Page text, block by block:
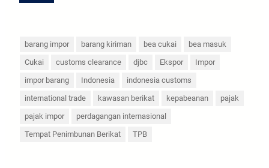
barang impor barang kiriman bea cukai
bea masuk
Cukai
customs clearance djbc Ekspor
Impor
impor barang
Indonesia
indonesia customs
international trade
kawasan berikat kepabeanan
pajak
pajak impor
perdagangan internasional
Tempat Penimbunan Berikat
TPB